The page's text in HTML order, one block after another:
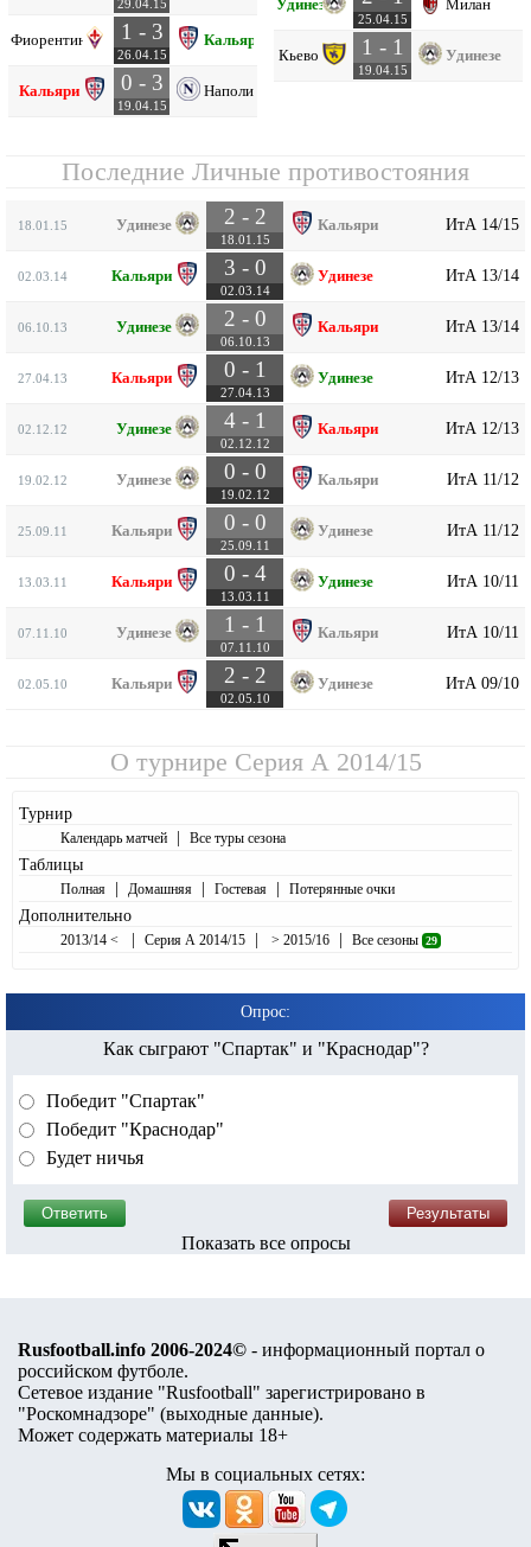
29.04.15
Фиорентина 1 - 3
26.04.15
Кальяри
Кальяри 0 - 3
19.04.15
Наполи
Удинезе
25.04.15
Милан
Кьево 1 - 1
19.04.15
Удинезе
Последние Личные противостояния
18.01.15 Удинезе 2 - 2
18.01.15
Кальяри ИтА 14/15
02.03.14 Кальяри 3 - 0
02.03.14
Удинезе ИтА 13/14
06.10.13 Удинезе 2 - 0
06.10.13
Кальяри ИтА 13/14
27.04.13 Кальяри 0 - 1
27.04.13
Удинезе ИтА 12/13
02.12.12 Удинезе 4 - 1
02.12.12
Кальяри ИтА 12/13
19.02.12 Удинезе 0 - 0
19.02.12
Кальяри ИтА 11/12
25.09.11 Кальяри 0 - 0
25.09.11
Удинезе ИтА 11/12
13.03.11 Кальяри 0 - 4
13.03.11
Удинезе ИтА 10/11
07.11.10 Удинезе 1 - 1
07.11.10
Кальяри ИтА 10/11
02.05.10 Кальяри 2 - 2
02.05.10
Удинезе ИтА 09/10
О турнире Серия А 2014/15
Турнир
Календарь матчей | Все туры сезона
Таблицы
Полная | Домашняя | Гостевая | Потерянные очки
Дополнительно
2013/14 < | Серия А 2014/15 | > 2015/16 | Все сезоны 29
Опрос:
Как сыграют "Спартак" и "Краснодар"?
Победит "Спартак"
Победит "Краснодар"
Будет ничья
Показать все опросы
Rusfootball.info 2006-2024© - информационный портал о
российском футболе.
Сетевое издание "Rusfootball" зарегистрировано в
"Роскомнадзоре" (выходные данные).
Может содержать материалы 18+
Мы в социальных сетях: